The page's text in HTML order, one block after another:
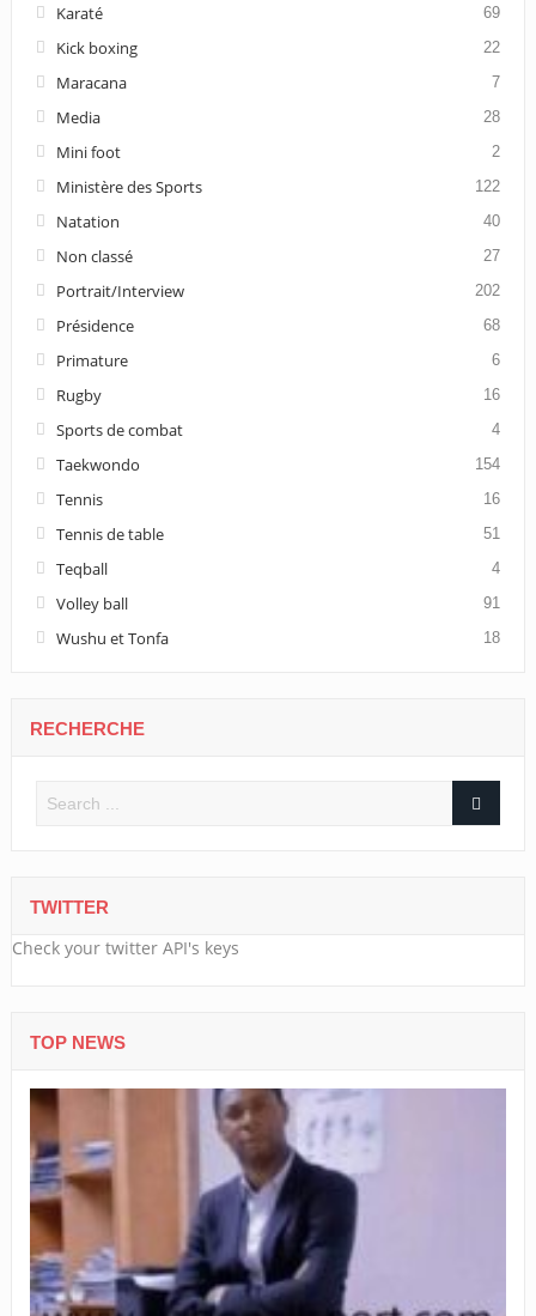
Karaté 69
Kick boxing 22
Maracana 7
Media 28
Mini foot 2
Ministère des Sports 122
Natation 40
Non classé 27
Portrait/Interview 202
Présidence 68
Primature 6
Rugby 16
Sports de combat 4
Taekwondo 154
Tennis 16
Tennis de table 51
Teqball 4
Volley ball 91
Wushu et Tonfa 18
RECHERCHE
TWITTER
Check your twitter API's keys
TOP NEWS